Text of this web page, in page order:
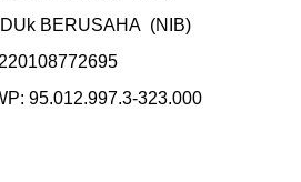
BERUSAHA (NIB)
95.012.997.3-323.000